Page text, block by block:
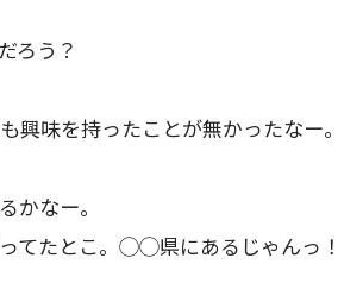
ろう？
味を持ったことが無かったなー。
かなー。
てたとこ。◯◯県にあるじゃんっ！